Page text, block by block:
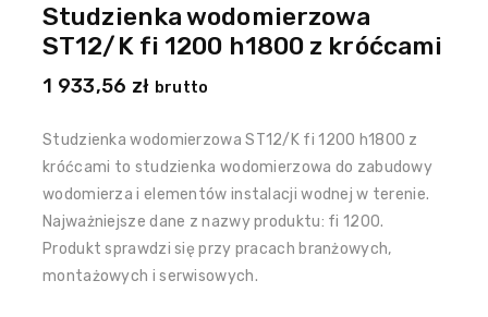
Studzienka wodomierzowa
ST12/K fi 1200 h1800 z króćcami
1 933,56 zł brutto
Studzienka wodomierzowa ST12/K fi 1200 h1800 z
króćcami to studzienka wodomierzowa do zabudowy
wodomierza i elementów instalacji wodnej w terenie.
Najważniejsze dane z nazwy produktu: fi 1200.
Produkt sprawdzi się przy pracach branżowych,
montażowych i serwisowych.